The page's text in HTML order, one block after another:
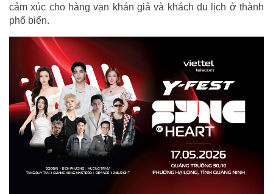
cảm xúc cho hàng vạn khán giả và khách du lịch ở thành
phố biển.